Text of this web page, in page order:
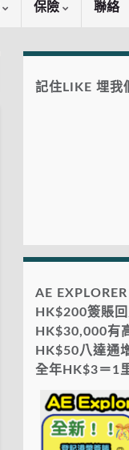
保險 聯絡
記住LIKE 埋我
AE
HK$200簽賬
HK$30,000有
HK$50八達通
全年HK$3＝1